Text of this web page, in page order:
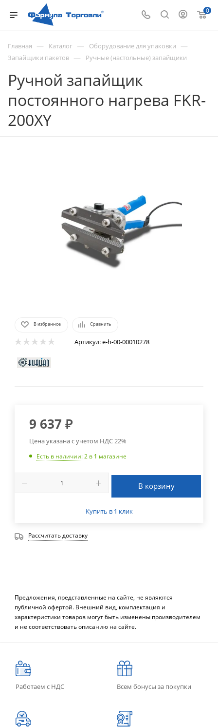
0
Главная — Каталог — Оборудование для упаковки —
Запайщики пакетов — Ручные (настольные) запайщики
Ручной запайщик
постоянного нагрева FKR-
200XY
В избранное Сравнить
Артикул:e-h-00-00010278
9 637 ₽
Цена указана с учетом НДС 22%
Есть в наличии: 2 в 1 магазине
В корзину
Купить в 1 клик
Рассчитать доставку
Предложения, представленные на сайте, не являются
публичной офертой. Внешний вид, комплектация и
характеристики товаров могут быть изменены производителем
и не соответствовать описанию на сайте.
Работаем с НДС Всем бонусы за покупки